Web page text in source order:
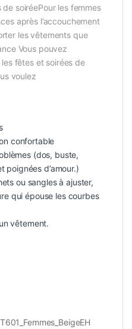
soiréePour les femmes
après l’accouchement
les vêtements que
Vous pouvez
fêtes et soirées de
voulez
confortable
(dos, buste,
poignées d’amour.)
ou sangles à ajuster,
qui épouse les courbes
vêtement.